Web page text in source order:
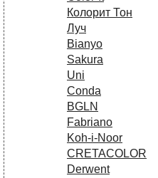
Колорит Тон
Луч
Bianyo
Sakura
Uni
Conda
BGLN
Fabriano
Koh-i-Noor
CRETACOLOR
Derwent